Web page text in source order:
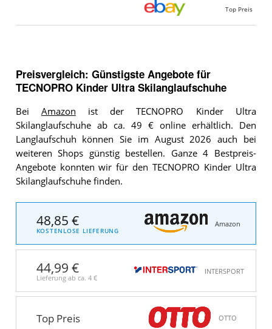
Top Preis
Preisvergleich: Günstigste Angebote für
TECNOPRO Kinder Ultra Skilanglaufschuhe
Bei Amazon ist der TECNOPRO Kinder Ultra
Skilanglaufschuhe ab ca. 49 € online erhältlich. Den
Langlaufschuh können Sie im August 2026 auch bei
weiteren Shops günstig bestellen. Ganze 4 Bestpreis-
Angebote konnten wir für den TECNOPRO Kinder Ultra
Skilanglaufschuhe finden.
48,85 €
KOSTENLOSE LIEFERUNG
Amazon
44,99 €
Lieferung ab ca. 4 €
INTERSPORT
Top Preis OTTO